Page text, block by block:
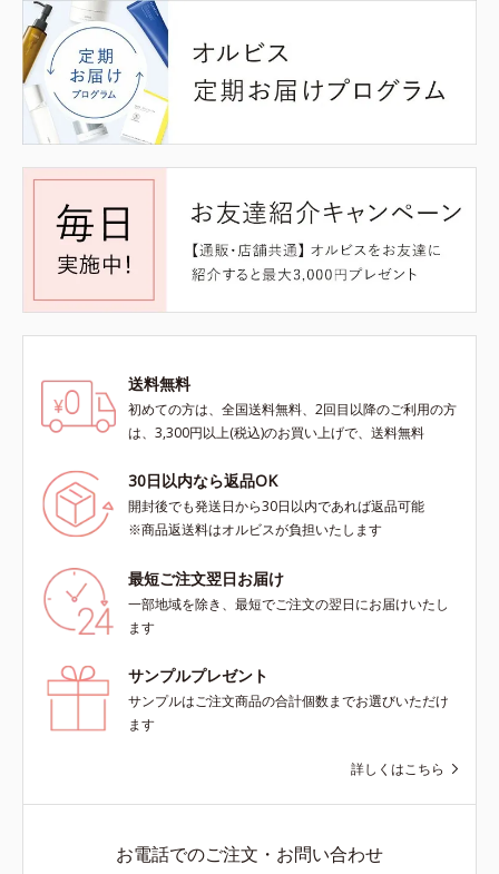
送料無料
初めての方は、全国送料無料、2回目以降のご利用の方
は、3,300円以上(税込)のお買い上げで、送料無料
30日以内なら返品OK
開封後でも発送日から30日以内であれば返品可能
※商品返送料はオルビスが負担いたします
最短ご注文翌日お届け
一部地域を除き、最短でご注文の翌日にお届けいたし
ます
サンプルプレゼント
サンプルはご注文商品の合計個数までお選びいただけ
ます
詳しくはこちら
お電話でのご注文・お問い合わせ